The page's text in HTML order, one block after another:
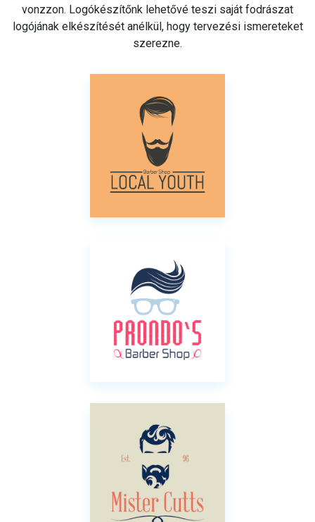
vonzzon. Logókészítőnk lehetővé teszi saját fodrászat
logójának elkészítését anélkül, hogy tervezési ismereteket
szerezne.